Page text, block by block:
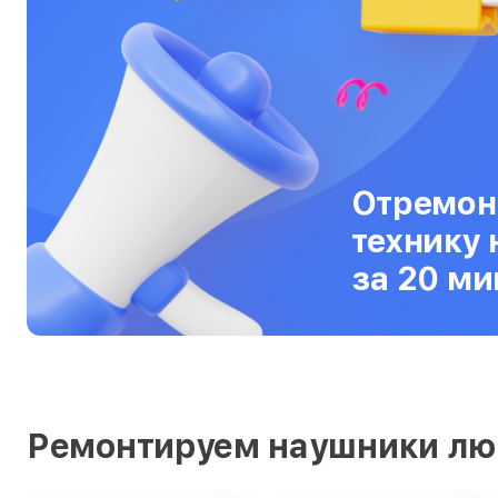
Ультрабуки
Фотоаппараты
Фотовспышки
Холодильники
Цифровые бинокли
Экшн-камеры
Электровелосипеды
технику
за 20
Ремонтируем наушники